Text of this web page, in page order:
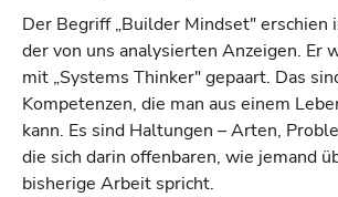
Der Begriff „Builder Mindset" erschien
der von uns analysierten Anzeigen. Er
mit „Systems Thinker" gepaart. Das
Kompetenzen, die man aus einem
kann. Es sind Haltungen – Arten,
die sich darin offenbaren, wie jemand
bisherige Arbeit spricht.